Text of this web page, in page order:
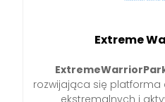
Extreme
rozwijająca się platforma
ekstremalnych i